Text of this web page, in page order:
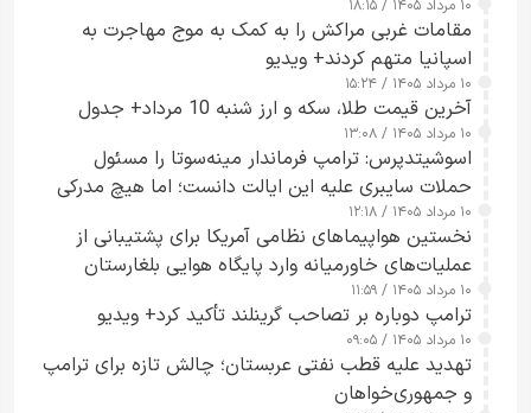
۱۰ مرداد ۱۴۰۵ / ۱۸:۱۵
مقامات غربی مراکش را به کمک به موج مهاجرت به
اسپانیا متهم کردند+ ویدیو
۱۰ مرداد ۱۴۰۵ / ۱۵:۲۴
آخرین قیمت طلا، سکه و ارز شنبه 10 مرداد+ جدول
۱۰ مرداد ۱۴۰۵ / ۱۳:۰۸
اسوشیتدپرس: ترامپ فرماندار مینه‌سوتا را مسئول
حملات سایبری علیه این ایالت دانست؛ اما هیچ مدرکی
ارائه نکرد
۱۰ مرداد ۱۴۰۵ / ۱۲:۱۸
نخستین هواپیماهای نظامی آمریکا برای پشتیبانی از
عملیات‌های خاورمیانه وارد پایگاه هوایی بلغارستان
شدند
۱۰ مرداد ۱۴۰۵ / ۱۱:۵۹
ترامپ دوباره بر تصاحب گرینلند تأکید کرد+ ویدیو
۱۰ مرداد ۱۴۰۵ / ۰۹:۰۵
تهدید علیه قطب نفتی عربستان؛ چالش تازه برای ترامپ
و جمهوری‌خواهان